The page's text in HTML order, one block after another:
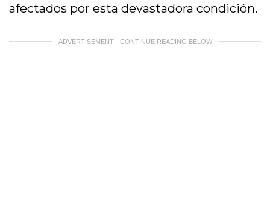
afectados por esta devastadora condición.
ADVERTISEMENT - CONTINUE READING BELOW